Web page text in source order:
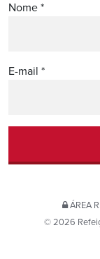
Nome *
E-mail *
ÁREA
© 2026